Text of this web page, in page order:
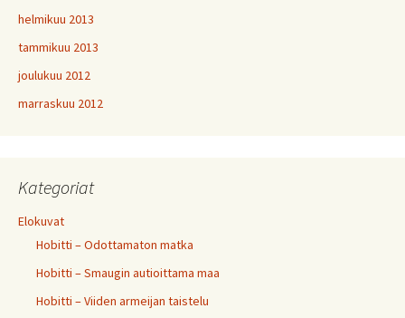
helmikuu 2013
tammikuu 2013
joulukuu 2012
marraskuu 2012
Kategoriat
Elokuvat
Hobitti – Odottamaton matka
Hobitti – Smaugin autioittama maa
Hobitti – Viiden armeijan taistelu